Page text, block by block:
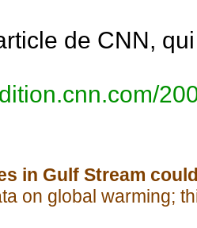
de CNN,
in Gulf Stream
on global warming;